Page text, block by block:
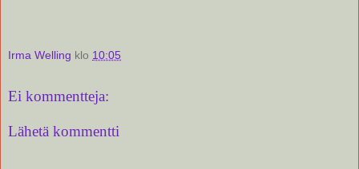
Irma Welling klo 10:05
Ei kommentteja:
Lähetä kommentti